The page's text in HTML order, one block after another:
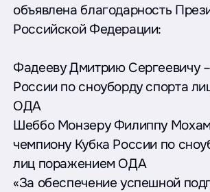
объявлена благодарность
Российской Федерации:
Фадееву Дмитрию Сергеевичу
России по сноуборду спорта
ОДА
Шеббо Монзеру Филиппу
чемпиону Кубка России по
лиц поражением ОДА
«За обеспечение успешной